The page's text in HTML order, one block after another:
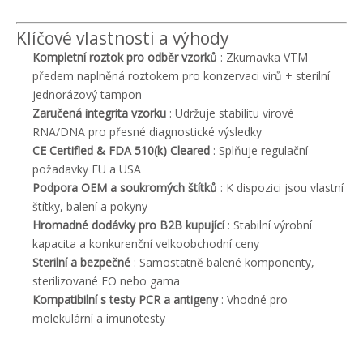
Klíčové vlastnosti a výhody
Kompletní roztok pro odběr vzorků : Zkumavka VTM
předem naplněná roztokem pro konzervaci virů + sterilní
jednorázový tampon
Zaručená integrita vzorku : Udržuje stabilitu virové
RNA/DNA pro přesné diagnostické výsledky
CE Certified & FDA 510(k) Cleared : Splňuje regulační
požadavky EU a USA
Podpora OEM a soukromých štítků : K dispozici jsou vlastní
štítky, balení a pokyny
Hromadné dodávky pro B2B kupující : Stabilní výrobní
kapacita a konkurenční velkoobchodní ceny
Sterilní a bezpečné : Samostatně balené komponenty,
sterilizované EO nebo gama
Kompatibilní s testy PCR a antigeny : Vhodné pro
molekulární a imunotesty